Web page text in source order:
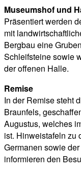
Museumshof und
Präsentiert werden
mit
Bergbau eine
Schleifsteine sowie
der offenen Halle.
Remise
In der Remise steht
Braunfels,
Augustus, welches
ist. Hinweistafeln zu
Germanen sowie
informieren den